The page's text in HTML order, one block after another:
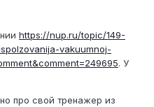
https://nup.ru/topic/149-
vakuumnoj-
. У
про свой тренажер из